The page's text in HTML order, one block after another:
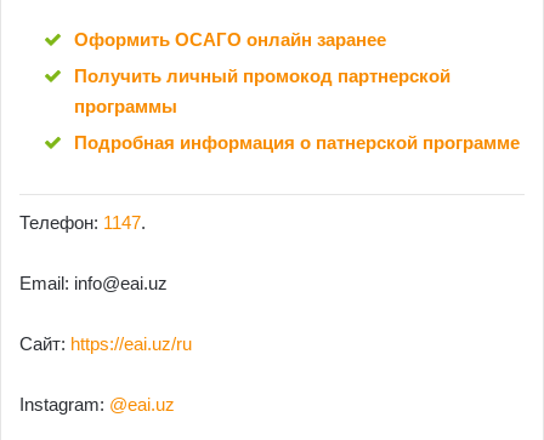
Оформить ОСАГО онлайн заранее
Получить личный промокод партнерской
программы
Подробная информация о патнерской программе
Телефон: 1147.
Email: info@eai.uz
Сайт: https://eai.uz/ru
Instagram: @eai.uz